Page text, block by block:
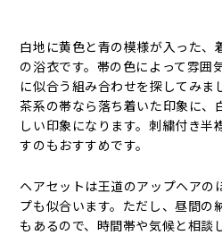
白地に黄色と青の模様が入った、
の浴衣です。帯の色によって雰囲
に似合う組み合わせを探してみま
茶系の帯なら落ち着いた印象に、
しい印象になります。刺繍付き半
すのもおすすめです。
ヘアセットは王道のアップヘアの
プも似合います。ただし、昼間の
もあるので、時間帯や気候と相談